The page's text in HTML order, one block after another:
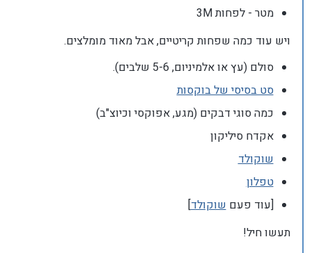
מטר - לפחות 3M
ויש עוד כמה שפחות קריטיים, אבל מאוד מומלצים.
סולם (עץ או אלמיניום, 5-6 שלבים).
סט בסיסי של בוקסות
כמה סוגי דבקים (מגע, אפוקסי וכיוצ"ב)
אקדח סיליקון
שוקולד
טפלון
[עוד פעםשוקולד]
תעשו חיל!